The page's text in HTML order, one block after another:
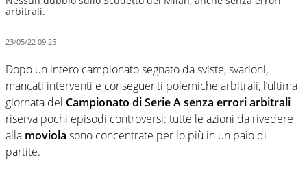
arbitrali.
23/05/22 09:25
Dopo un intero campionato segnato da sviste, svarioni,
mancati interventi e conseguenti polemiche arbitrali, l’ultima
giornata del Campionato di Serie A senza errori arbitrali
riserva pochi episodi controversi: tutte le azioni da rivedere
alla moviola sono concentrate per lo più in un paio di
partite.